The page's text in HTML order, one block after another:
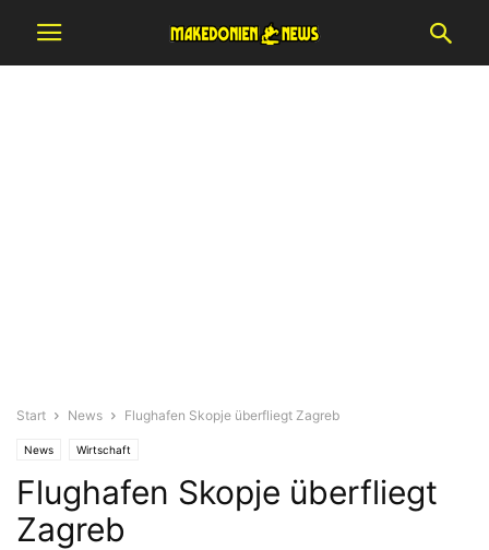
Start News Flughafen Skopje überfliegt Zagreb
News Wirtschaft
Flughafen Skopje überfliegt
Zagreb